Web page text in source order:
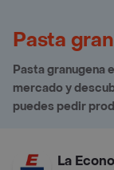
Pasta
Pasta granugena
mercado y
puedes pedir
La